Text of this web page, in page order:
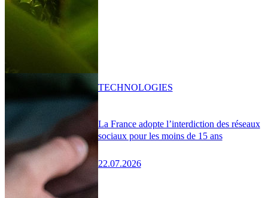
La France adopte l’interdiction des réseaux
sociaux pour les moins de 15 ans
22.07.2026
TECHNOLOGIES